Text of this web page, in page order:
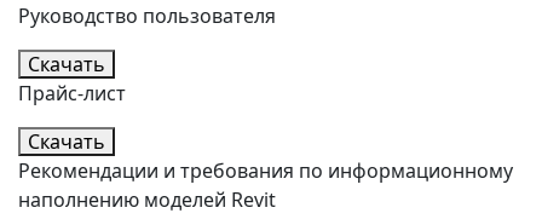
Руководство пользователя
Скачать
Прайс-лист
Скачать
Рекомендации и требования по информационному
наполнению моделей Revit